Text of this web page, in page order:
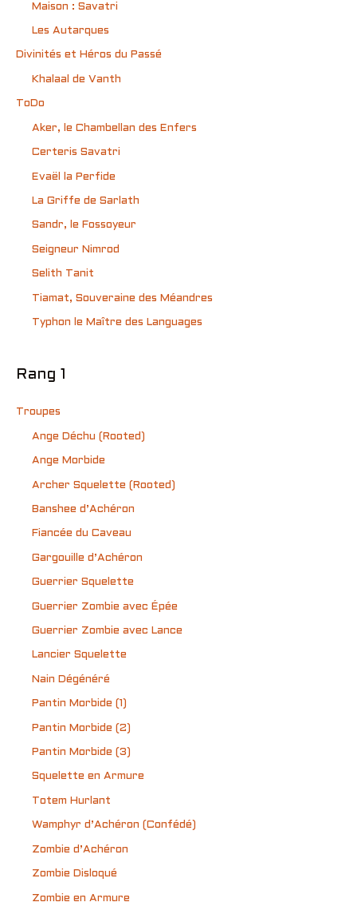
Maison : Savatri
Les Autarques
Divinités et Héros du Passé
Khalaal de Vanth
ToDo
Aker, le Chambellan des Enfers
Certeris Savatri
Evaël la Perfide
La Griffe de Sarlath
Sandr, le Fossoyeur
Seigneur Nimrod
Selith Tanit
Tiamat, Souveraine des Méandres
Typhon le Maître des Languages
Rang 1
Troupes
Ange Déchu (Rooted)
Ange Morbide
Archer Squelette (Rooted)
Banshee d’Achéron
Fiancée du Caveau
Gargouille d’Achéron
Guerrier Squelette
Guerrier Zombie avec Épée
Guerrier Zombie avec Lance
Lancier Squelette
Nain Dégénéré
Pantin Morbide (1)
Pantin Morbide (2)
Pantin Morbide (3)
Squelette en Armure
Totem Hurlant
Wamphyr d’Achéron (Confédé)
Zombie d’Achéron
Zombie Disloqué
Zombie en Armure